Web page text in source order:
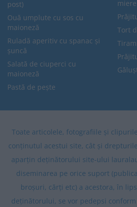
post)
Ouă umplute cu sos cu
maioneză
Ruladă aperitiv cu spanac și
șuncă
Salată de ciuperci cu
maioneză
Pastă de pește
miere
Tort
Toate articolele, fotografiile și
conținutul acestui site, cât și
aparțin deținătorului site-ului
diseminarea pe orice suport
broșuri, cărți etc) a acestora, în
deținătorului, se vor pedepsi